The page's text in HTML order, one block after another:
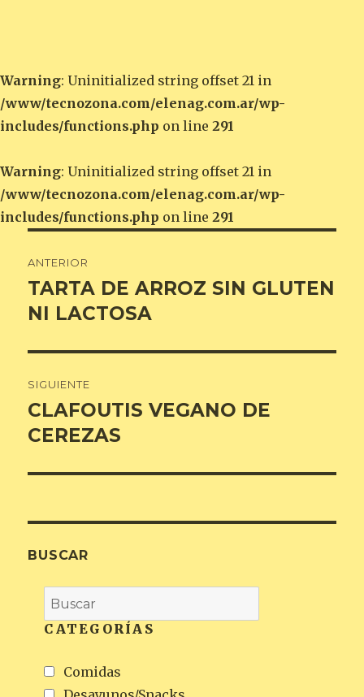
Warning: Uninitialized string offset 21 in
/www/tecnozona.com/elenag.com.ar/wp-
includes/functions.php on line 291
Warning: Uninitialized string offset 21 in
/www/tecnozona.com/elenag.com.ar/wp-
includes/functions.php on line 291
de
entradas
ANTERIOR
Entrada
anterior:
TARTA DE ARROZ SIN GLUTEN
NI LACTOSA
SIGUIENTE
Entrada
siguiente:
CLAFOUTIS VEGANO DE
CEREZAS
BUSCAR
CATEGORÍAS
Comidas